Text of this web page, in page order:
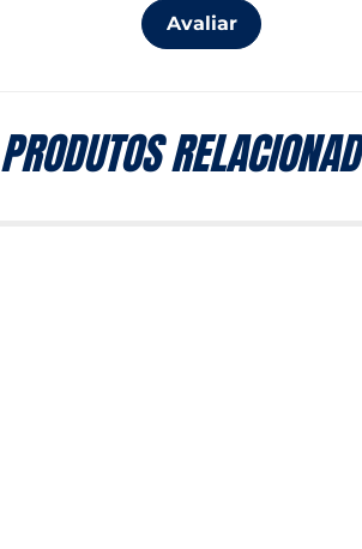
Avaliar
PRODUTOS